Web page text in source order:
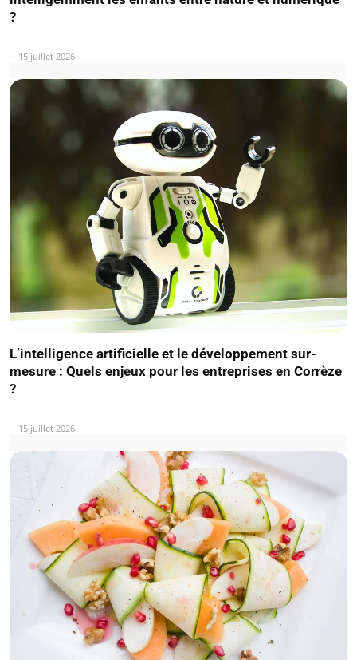
?
15 juillet 2026
L’intelligence artificielle et le développement sur-
mesure : Quels enjeux pour les entreprises en Corrèze
?
15 juillet 2026